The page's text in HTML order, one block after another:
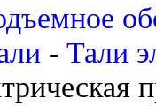
- Тали